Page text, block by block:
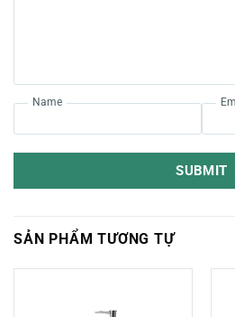
Name
SUBMIT
SẢN PHẨM TƯƠNG TỰ